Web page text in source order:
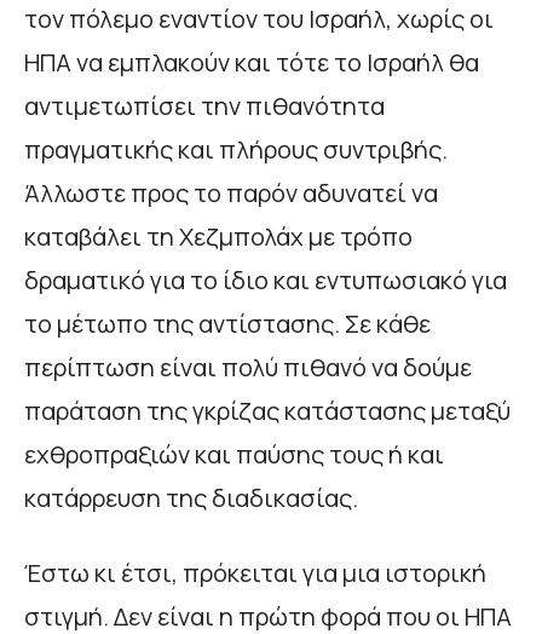
τον πόλεμο εναντίον του Ισραήλ, χωρίς οι
ΗΠΑ να εμπλακούν και τότε το Ισραήλ θα
αντιμετωπίσει την πιθανότητα
πραγματικής και πλήρους συντριβής.
Άλλωστε προς το παρόν αδυνατεί να
καταβάλει τη Χεζμπολάχ με τρόπο
δραματικό για το ίδιο και εντυπωσιακό για
το μέτωπο της αντίστασης. Σε κάθε
περίπτωση είναι πολύ πιθανό να δούμε
παράταση της γκρίζας κατάστασης μεταξύ
εχθροπραξιών και παύσης τους ή και
κατάρρευση της διαδικασίας.
Έστω κι έτσι, πρόκειται για μια ιστορική
στιγμή. Δεν είναι η πρώτη φορά που οι ΗΠΑ